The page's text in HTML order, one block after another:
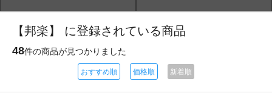
【邦楽】 に登録されている商品
48件の商品が見つかりました
おすすめ順 価格順 新着順